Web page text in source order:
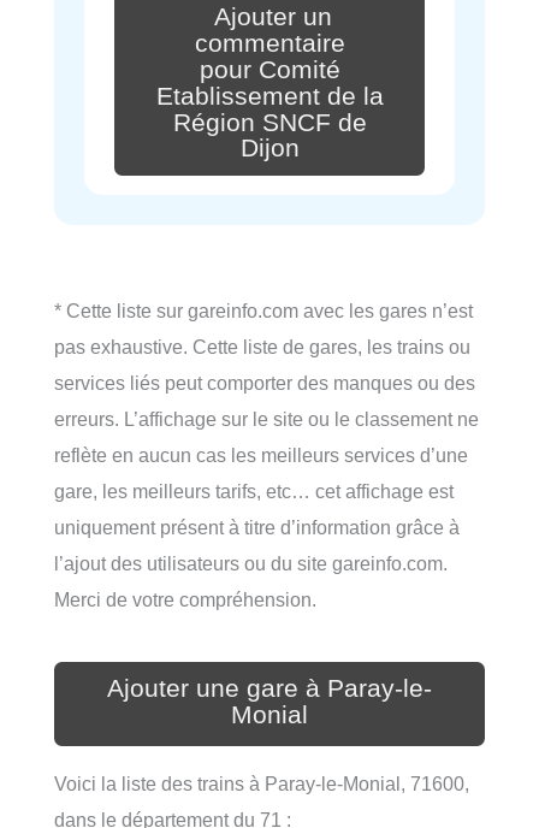
Ajouter un
commentaire
pour Comité
Etablissement de la
Région SNCF de
Dijon
* Cette liste sur gareinfo.com avec les gares n’est
pas exhaustive. Cette liste de gares, les trains ou
services liés peut comporter des manques ou des
erreurs. L’affichage sur le site ou le classement ne
reflète en aucun cas les meilleurs services d’une
gare, les meilleurs tarifs, etc… cet affichage est
uniquement présent à titre d’information grâce à
l’ajout des utilisateurs ou du site gareinfo.com.
Merci de votre compréhension.
Ajouter une gare à Paray-le-
Monial
Voici la liste des trains à Paray-le-Monial, 71600,
dans le département du 71 :